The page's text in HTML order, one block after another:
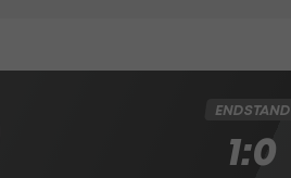
ENDSTAND
1:0